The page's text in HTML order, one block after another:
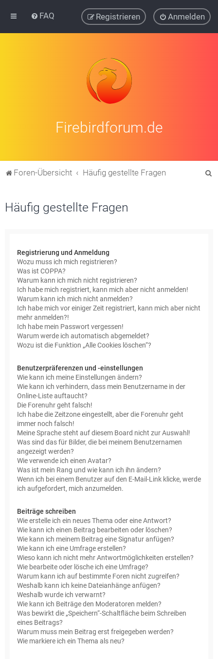
FAQ Anmelden
Registrieren
Firebirdforum.de
Foren-Übersicht Häufig gestellte Fragen
Häufig gestellte Fragen
Registrierung und Anmeldung
Wozu muss ich mich registrieren?
Was ist COPPA?
Warum kann ich mich nicht registrieren?
Ich habe mich registriert, kann mich aber nicht anmelden!
Warum kann ich mich nicht anmelden?
Ich habe mich vor einiger Zeit registriert, kann mich aber nicht
mehr anmelden?!
Ich habe mein Passwort vergessen!
Warum werde ich automatisch abgemeldet?
Wozu ist die Funktion „Alle Cookies löschen“?
Benutzerpräferenzen und -einstellungen
Wie kann ich meine Einstellungen ändern?
Wie kann ich verhindern, dass mein Benutzername in der
Online-Liste auftaucht?
Die Forenuhr geht falsch!
Ich habe die Zeitzone eingestellt, aber die Forenuhr geht
immer noch falsch!
Meine Sprache steht auf diesem Board nicht zur Auswahl!
Was sind das für Bilder, die bei meinem Benutzernamen
angezeigt werden?
Wie verwende ich einen Avatar?
Was ist mein Rang und wie kann ich ihn ändern?
Wenn ich bei einem Benutzer auf den E-Mail-Link klicke, werde
ich aufgefordert, mich anzumelden.
Beiträge schreiben
Wie erstelle ich ein neues Thema oder eine Antwort?
Wie kann ich einen Beitrag bearbeiten oder löschen?
Wie kann ich meinem Beitrag eine Signatur anfügen?
Wie kann ich eine Umfrage erstellen?
Wieso kann ich nicht mehr Antwortmöglichkeiten erstellen?
Wie bearbeite oder lösche ich eine Umfrage?
Warum kann ich auf bestimmte Foren nicht zugreifen?
Weshalb kann ich keine Dateianhänge anfügen?
Weshalb wurde ich verwarnt?
Wie kann ich Beiträge den Moderatoren melden?
Was bewirkt die „Speichern“-Schaltfläche beim Schreiben
eines Beitrags?
Warum muss mein Beitrag erst freigegeben werden?
Wie markiere ich ein Thema als neu?